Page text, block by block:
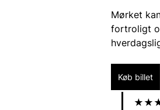
Mørket
fortroligt
Køb billet